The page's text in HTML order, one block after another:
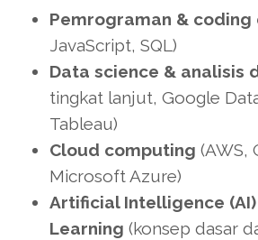
Pemrograman & coding
JavaScript, SQL)
Data science & analisis
tingkat lanjut, Google
Tableau)
Cloud computing (AWS,
Microsoft Azure)
Artificial Intelligence (AI)
Learning (konsep dasar